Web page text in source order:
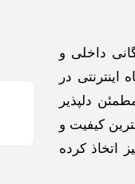
بازرگانی داخلی و
در
دلپذیر
کیفیت و
اتخاذ کرده